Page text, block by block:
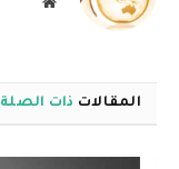
المقالات ذات الصلة